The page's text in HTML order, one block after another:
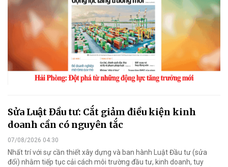
Sửa Luật Đầu tư: Cắt giảm điều kiện kinh
doanh cần có nguyên tắc
07/08/2026 04:30
Nhất trí với sự cần thiết xây dựng và ban hành Luật Đầu tư (sửa
đổi) nhằm tiếp tục cải cách môi trường đầu tư, kinh doanh, tuy